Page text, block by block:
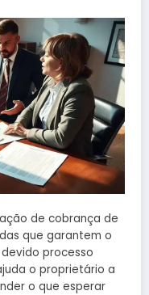
de cobrança de
que garantem o
processo
o proprietário a
o que esperar